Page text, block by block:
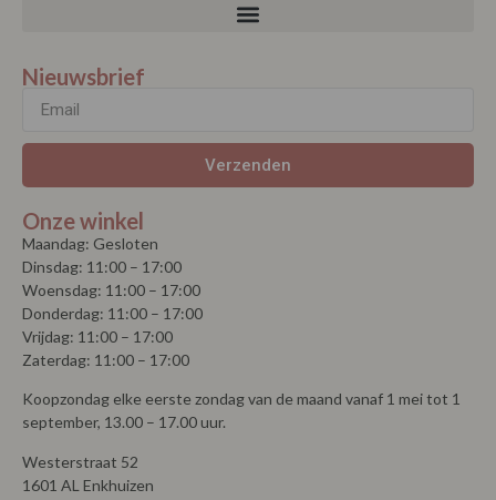
Nieuwsbrief
Verzenden
Onze winkel
Maandag: Gesloten
Dinsdag: 11:00 – 17:00
Woensdag: 11:00 – 17:00
Donderdag: 11:00 – 17:00
Vrijdag: 11:00 – 17:00
Zaterdag: 11:00 – 17:00
Koopzondag elke eerste zondag van de maand vanaf 1 mei tot 1
september, 13.00 – 17.00 uur.
Westerstraat 52
1601 AL Enkhuizen